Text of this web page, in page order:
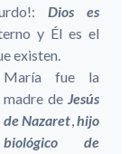
Dios es
y Él es el
existen.
María fue la
madre deJesús
de Nazaret,hijo
biológico de